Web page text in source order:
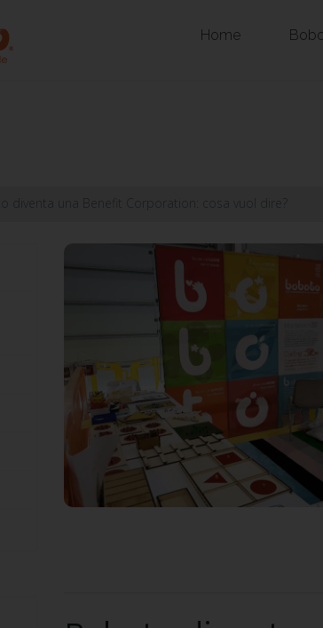
Home
diventa una Benefit Corporation: cosa vuol dire?